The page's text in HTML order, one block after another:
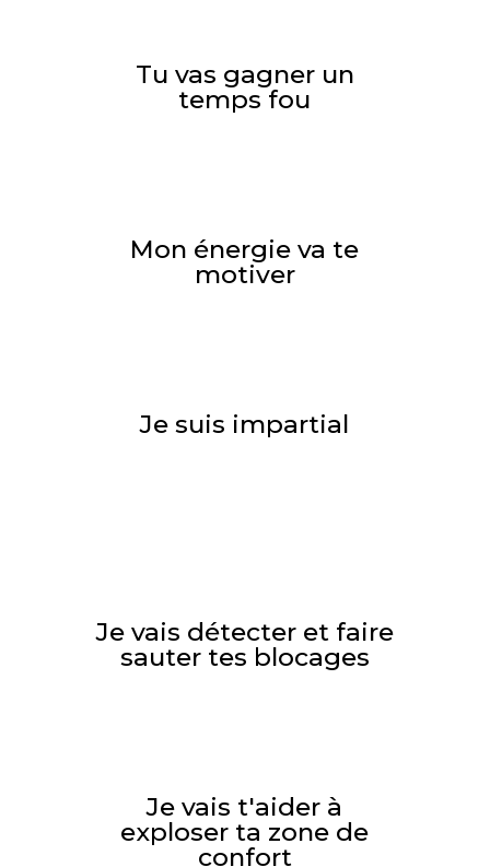
Tu vas gagner un
temps fou
Mon énergie va te
motiver
Je suis impartial
Je vais détecter et faire
sauter tes blocages
Je vais t'aider à
exploser ta zone de
confort